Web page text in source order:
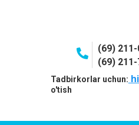
(69)
(69)
Tadbirkorlar uchun:
o'tish